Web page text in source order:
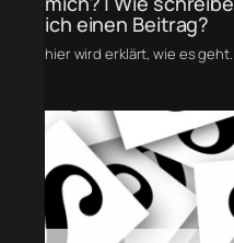
ich einen Beitrag?
hier wird erklärt, wie es geht.